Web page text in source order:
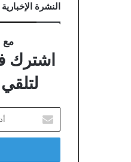
النشرة الإخبارية
مع
اشترك
بريدك
الإلكتروني